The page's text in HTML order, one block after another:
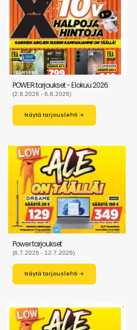
POWER tarjoukset - Elokuu 2026
(2.8.2026 - 6.8.2026)
Näytä tarjouslehti →
Power tarjoukset
(6.7.2026 - 12.7.2026)
Näytä tarjouslehti →